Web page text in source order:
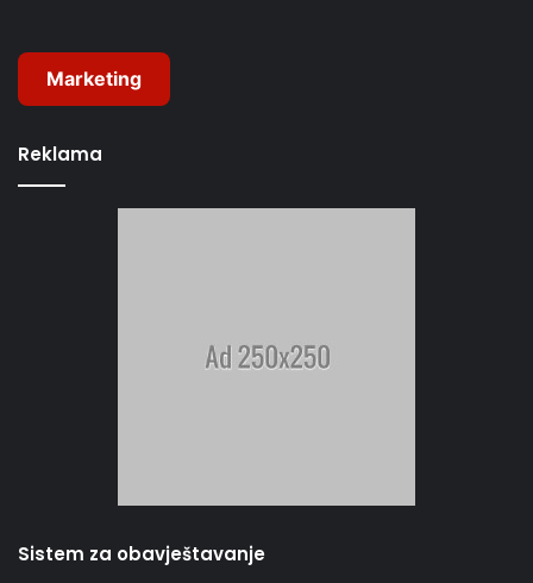
Marketing
Reklama
Sistem za obavještavanje